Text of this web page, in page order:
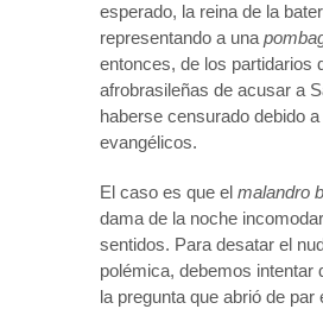
esperado, la reina de la
representando a una
entonces, de los partidarios
afrobrasileñas de acusar a
haberse censurado debido
evangélicos.
El caso es que el malandro
dama de la noche
sentidos. Para desatar el
polémica, debemos intentar
la pregunta que abrió de par